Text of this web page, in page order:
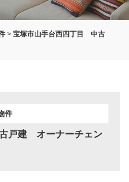
> 宝塚市山手台西四丁目 中古
件
戸建 オーナーチェン